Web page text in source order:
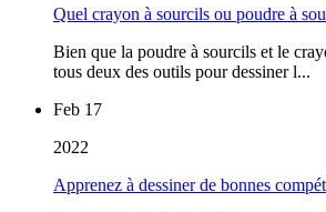
Quel crayon à sourcils ou poudre à
Bien que la poudre à sourcils et le
tous deux des outils pour dessiner l...
Feb 17
2022
Apprenez à dessiner de bonnes